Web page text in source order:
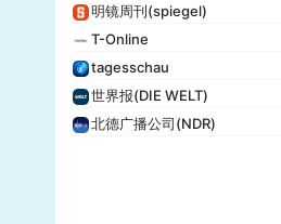
明镜周刊(spiegel)
T-Online
tagesschau
世界报(DIE WELT)
北德广播公司(NDR)